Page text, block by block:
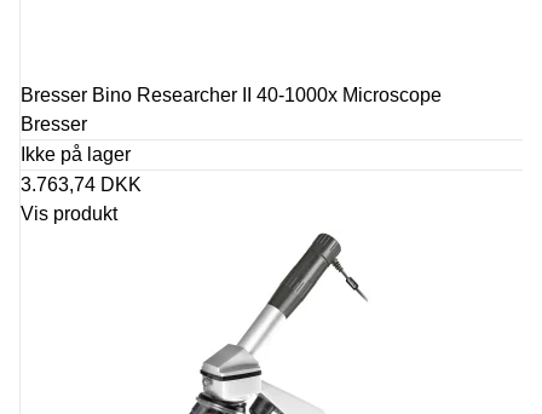
Bresser Bino Researcher II 40-1000x Microscope
Bresser
Ikke på lager
3.763,74 DKK
Vis produkt